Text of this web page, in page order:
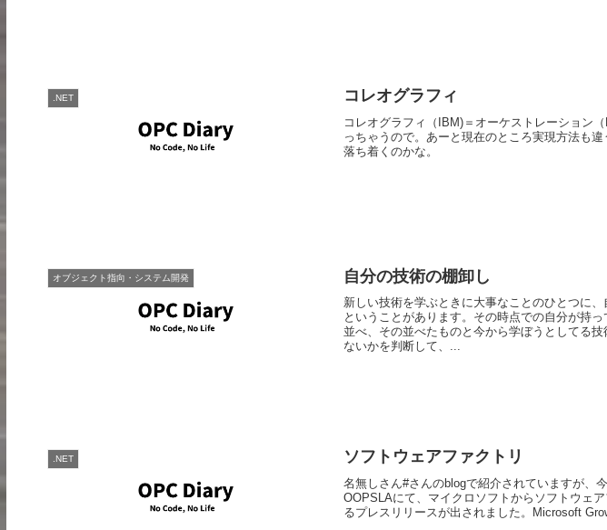
.NET コレオグラフィ
コレオグラフィ（IBM)＝オーケストレーション
っちゃうので。あーと現在のところ実現方法も
落ち着くのかな。
オブジェクト指向・システム開発 自分の技術の棚卸し
新しい技術を学ぶときに大事なことのひとつに
ということがあります。その時点での自分が持
並べ、その並べたものと今から学ぼうとしてる
ないかを判断して、...
.NET ソフトウェアファクトリ
名無しさん#さんのblogで紹介されていますが、
OOPSLAにて、マイクロソフトからソフトウェ
るプレスリリースが出されました。Microsoft